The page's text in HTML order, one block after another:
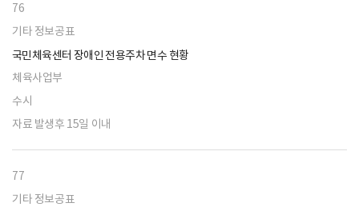
76
기타 정보공표
국민체육센터 장애인 전용주차 면수 현황
체육사업부
수시
자료 발생후 15일 이내
77
기타 정보공표